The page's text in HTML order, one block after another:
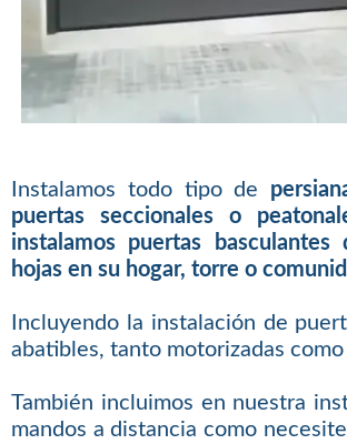
Instalamos todo tipo de
puertas seccionales o
instalamos puertas
hojas en su hogar, torre o
Incluyendo la instalación de
abatibles, tanto motorizadas como
También incluimos en nuestra
mandos a distancia como